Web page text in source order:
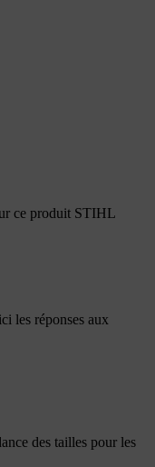
ce produit STIHL
les réponses aux
des tailles pour les